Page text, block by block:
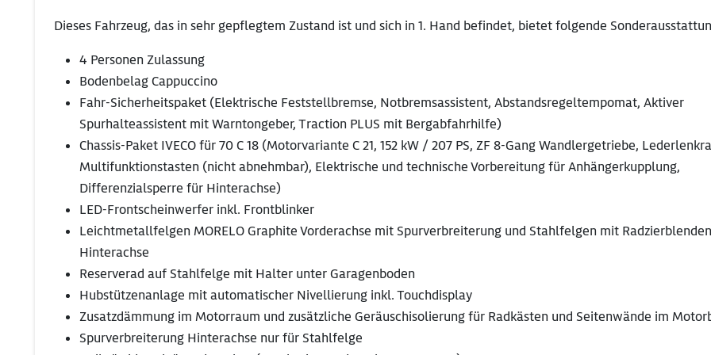
Dieses Fahrzeug, das in sehr gepflegtem Zustand ist und sich in 1. Hand befindet, bietet folgende
4 Personen Zulassung
Bodenbelag Cappuccino
Fahr-Sicherheitspaket (Elektrische Feststellbremse, Notbremsassistent, Abstandsregeltempomat, Aktiver
Spurhalteassistent mit Warntongeber, Traction PLUS mit Bergabfahrhilfe)
Chassis-Paket IVECO für 70 C 18 (Motorvariante C 21, 152 kW / 207 PS, ZF 8-Gang Wandlergetriebe,
Multifunktionstasten (nicht abnehmbar), Elektrische und technische Vorbereitung für Anhängerkupplung,
Differenzialsperre für Hinterachse)
LED-Frontscheinwerfer inkl. Frontblinker
Leichtmetallfelgen MORELO Graphite Vorderachse mit Spurverbreiterung und Stahlfelgen mit Radzierblenden
Hinterachse
Reserverad auf Stahlfelge mit Halter unter Garagenboden
Hubstützenanlage mit automatischer Nivellierung inkl. Touchdisplay
Zusatzdämmung im Motorraum und zusätzliche Geräuschisolierung für Radkästen und Seitenwände im
Spurverbreiterung Hinterachse nur für Stahlfelge